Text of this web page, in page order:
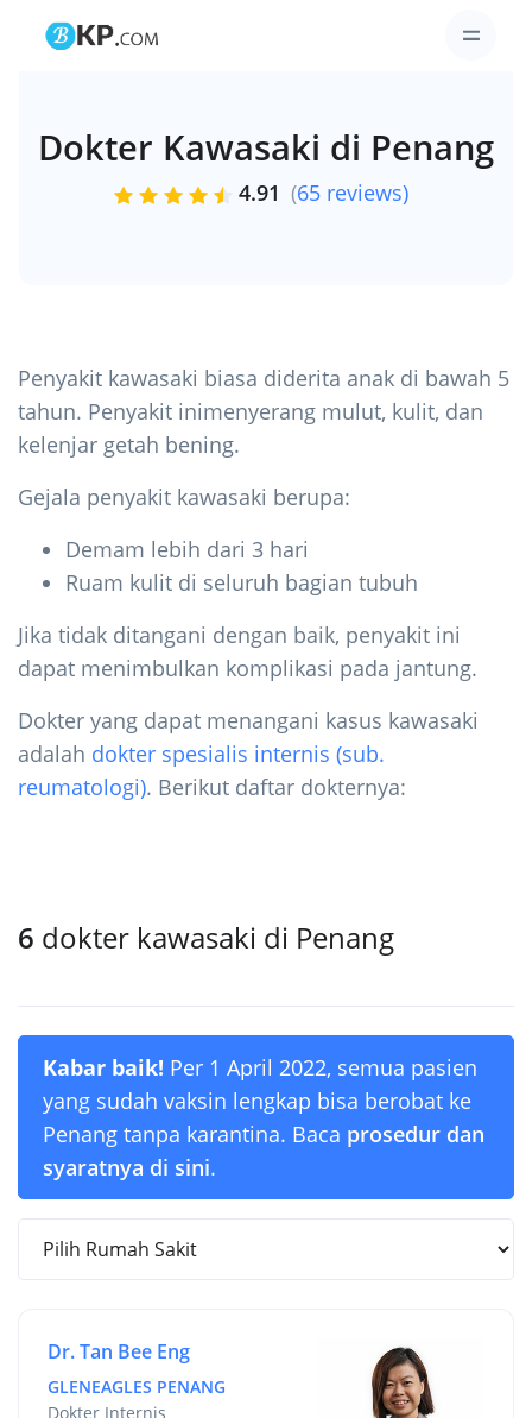
Dokter Kawasaki di Penang
4.91 (65 reviews)
Penyakit kawasaki biasa diderita anak di bawah 5
tahun. Penyakit inimenyerang mulut, kulit, dan
kelenjar getah bening.
Gejala penyakit kawasaki berupa:
Demam lebih dari 3 hari
Ruam kulit di seluruh bagian tubuh
Jika tidak ditangani dengan baik, penyakit ini
dapat menimbulkan komplikasi pada jantung.
Dokter yang dapat menangani kasus kawasaki
adalah dokter spesialis internis (sub.
reumatologi). Berikut daftar dokternya:
6 dokter kawasaki di Penang
Kabar baik! Per 1 April 2022, semua pasien
yang sudah vaksin lengkap bisa berobat ke
Penang tanpa karantina. Baca prosedur dan
syaratnya di sini.
Dr. Tan Bee Eng
GLENEAGLES PENANG
Dokter Internis